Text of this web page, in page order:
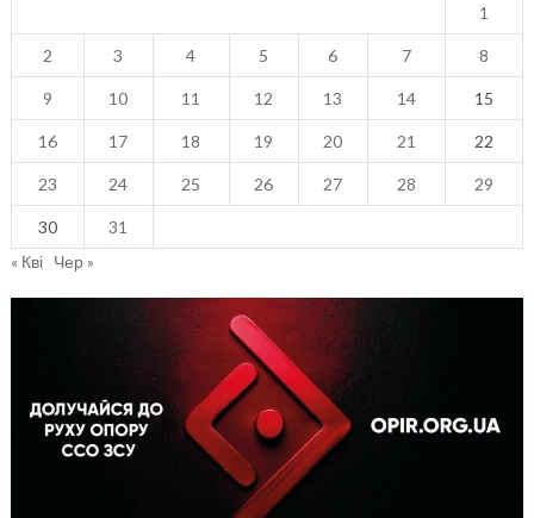
1
2 3 4 5 6 7 8
9 10 11 12 13 14 15
16 17 18 19 20 21 22
23 24 25 26 27 28 29
30
31
« Кві Чер »